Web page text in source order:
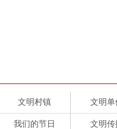
文明村镇 文明单
我们的节日 文明传